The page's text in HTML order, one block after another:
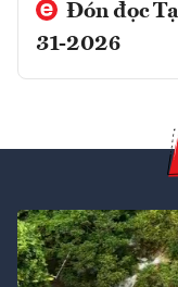
Đón đọc
31-2026